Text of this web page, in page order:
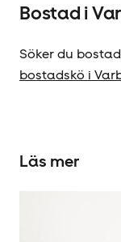
Bostad i
Söker du
bostadskö i
Läs mer